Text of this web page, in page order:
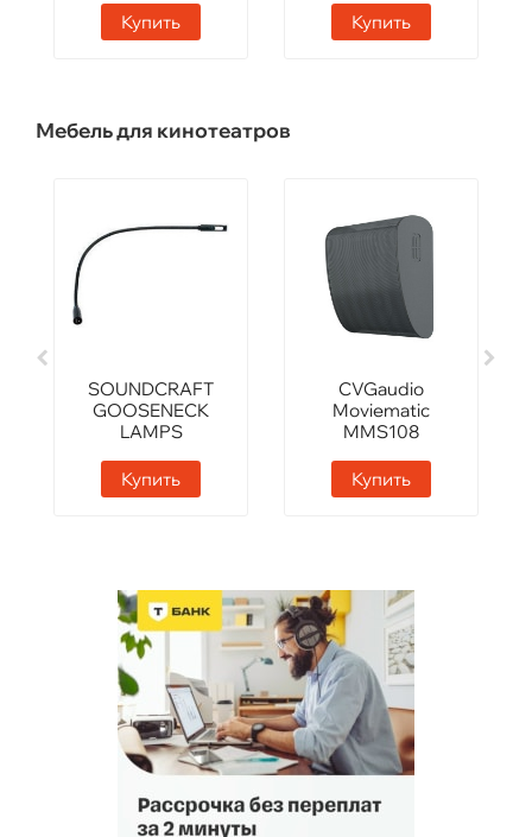
Купить Купить
Мебель для кинотеатров
SOUNDCRAFT
GOOSENECK
LAMPS
Купить
CVGaudio
Moviematic
MMS108
Купить